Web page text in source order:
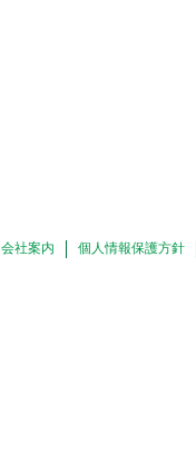
会社案内 個人情報保護方針